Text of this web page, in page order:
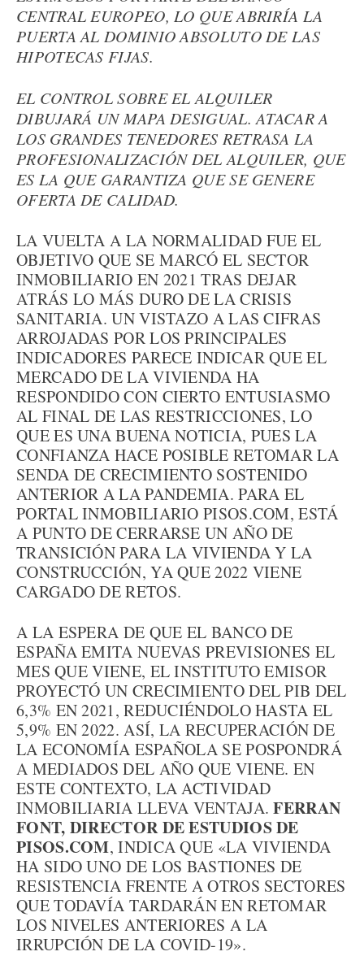
CENTRAL EUROPEO, LO QUE ABRIRÍA LA
PUERTA AL DOMINIO ABSOLUTO DE LAS
HIPOTECAS FIJAS.
EL CONTROL SOBRE EL ALQUILER
DIBUJARÁ UN MAPA DESIGUAL. ATACAR A
LOS GRANDES TENEDORES RETRASA LA
PROFESIONALIZACIÓN DEL ALQUILER, QUE
ES LA QUE GARANTIZA QUE SE GENERE
OFERTA DE CALIDAD.
LA VUELTA A LA NORMALIDAD FUE EL
OBJETIVO QUE SE MARCÓ EL SECTOR
INMOBILIARIO EN 2021 TRAS DEJAR
ATRÁS LO MÁS DURO DE LA CRISIS
SANITARIA. UN VISTAZO A LAS CIFRAS
ARROJADAS POR LOS PRINCIPALES
INDICADORES PARECE INDICAR QUE EL
MERCADO DE LA VIVIENDA HA
RESPONDIDO CON CIERTO ENTUSIASMO
AL FINAL DE LAS RESTRICCIONES, LO
QUE ES UNA BUENA NOTICIA, PUES LA
CONFIANZA HACE POSIBLE RETOMAR LA
SENDA DE CRECIMIENTO SOSTENIDO
ANTERIOR A LA PANDEMIA. PARA EL
PORTAL INMOBILIARIO PISOS.COM, ESTÁ
A PUNTO DE CERRARSE UN AÑO DE
TRANSICIÓN PARA LA VIVIENDA Y LA
CONSTRUCCIÓN, YA QUE 2022 VIENE
CARGADO DE RETOS.
A LA ESPERA DE QUE EL BANCO DE
ESPAÑA EMITA NUEVAS PREVISIONES EL
MES QUE VIENE, EL INSTITUTO EMISOR
PROYECTÓ UN CRECIMIENTO DEL PIB DEL
6,3% EN 2021, REDUCIÉNDOLO HASTA EL
5,9% EN 2022. ASÍ, LA RECUPERACIÓN DE
LA ECONOMÍA ESPAÑOLA SE POSPONDRÁ
A MEDIADOS DEL AÑO QUE VIENE. EN
ESTE CONTEXTO, LA ACTIVIDAD
INMOBILIARIA LLEVA VENTAJA.FERRAN
FONT, DIRECTOR DE ESTUDIOS DE
PISOS.COM, INDICA QUE «LA VIVIENDA
HA SIDO UNO DE LOS BASTIONES DE
RESISTENCIA FRENTE A OTROS SECTORES
QUE TODAVÍA TARDARÁN EN RETOMAR
LOS NIVELES ANTERIORES A LA
IRRUPCIÓN DE LA COVID-19».